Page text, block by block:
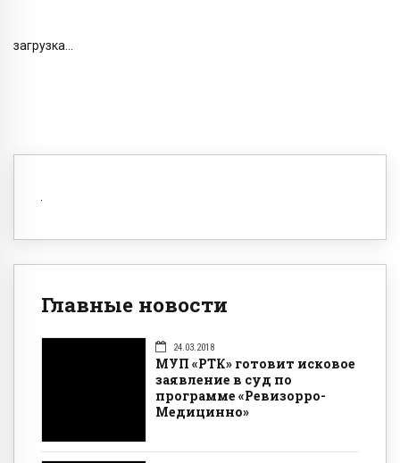
загрузка...
Главные новости
24.03.2018
МУП «РТК» готовит исковое
заявление в суд по
программе «Ревизорро-
Медицинно»